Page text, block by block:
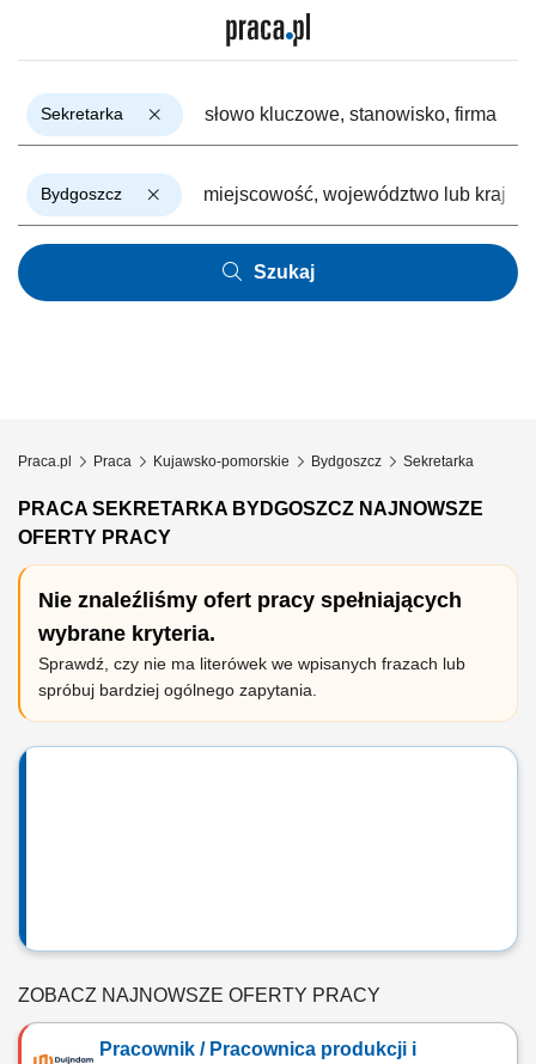
Sekretarka
Bydgoszcz
Szukaj
Praca.pl Praca Kujawsko-pomorskie Bydgoszcz Sekretarka
PRACA SEKRETARKA BYDGOSZCZ NAJNOWSZE
OFERTY PRACY
Nie znaleźliśmy ofert pracy spełniających
wybrane kryteria.
Sprawdź, czy nie ma literówek we wpisanych frazach lub
spróbuj bardziej ogólnego zapytania.
ZOBACZ NAJNOWSZE OFERTY PRACY
Pracownik / Pracownica produkcji i